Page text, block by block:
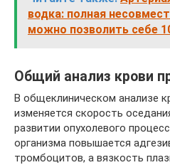
водка: полная
можно позволить себе
Общий анализ крови
В общеклиническом анализе
изменяется скорость
развитии опухолевого
организма повышается
тромбоцитов, а вязкость